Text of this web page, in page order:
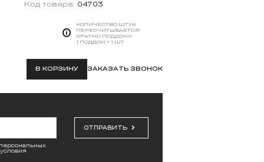
Код товара: 04703
КОЛИЧЕСТВО ШТУК
ПЕРЕСЧИТЫВАЕТСЯ
КРАТНО ПОДДОНУ:
1 ПОДДОН = 1 ШТ
В КОРЗИНУ ЗАКАЗАТЬ ЗВОНОК
ОТПРАВИТЬ